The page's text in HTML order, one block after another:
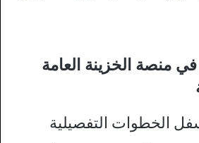
منصة الخزينة العامة
الخطوات التفصيلية